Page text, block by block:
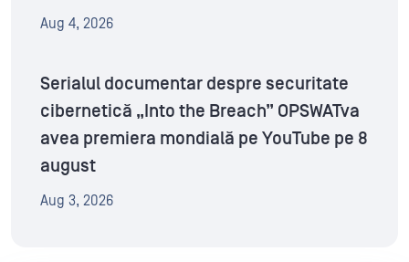
Aug 4, 2026
Serialul documentar despre securitate
cibernetică „Into the Breach” OPSWATva
avea premiera mondială pe YouTube pe 8
august
Aug 3, 2026